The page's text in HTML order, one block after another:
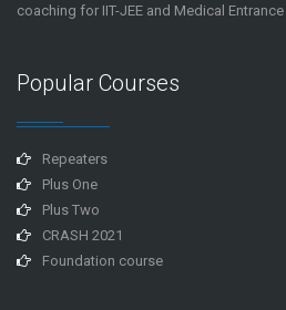
coaching for IIT-JEE and Medical
Popular Courses
Repeaters
Plus One
Plus Two
CRASH 2021
Foundation course